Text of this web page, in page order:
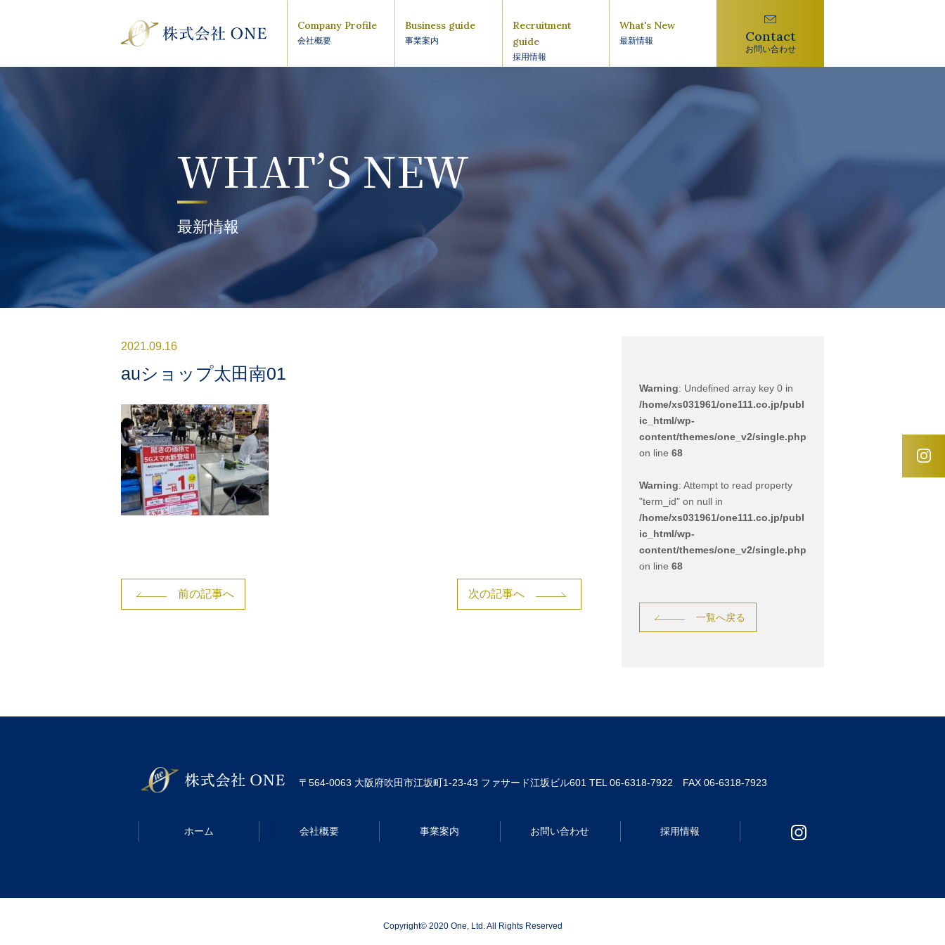
Company Profile
会社概要
Business guide
事業案内
Recruitment
guide
採用情報
What's New
最新情報 Contact
お問い合わせ
WHAT’S NEW
最新情報
2021.09.16
auショップ太田南01
前の記事へ 次の記事へ
Warning: Undefined array key 0 in
/home/xs031961/one111.co.jp/publ
ic_html/wp-
content/themes/one_v2/single.php
on line 68
Warning: Attempt to read property
"term_id" on null in
/home/xs031961/one111.co.jp/publ
ic_html/wp-
content/themes/one_v2/single.php
on line 68
一覧へ戻る
〒564-0063 大阪府吹田市江坂町1-23-43 ファサード江坂ビル601 TEL 06-6318-7922 FAX 06-6318-7923
ホーム 会社概要 事業案内 お問い合わせ 採用情報
Copyright© 2020 One, Ltd. All Rights Reserved